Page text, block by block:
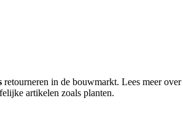
retourneren in de bouwmarkt. Lees meer over
artikelen zoals planten.